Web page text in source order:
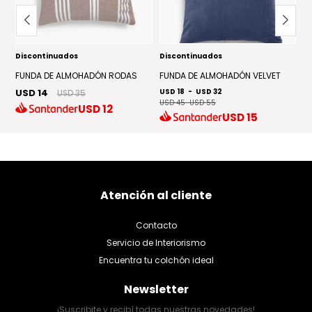
Discontinuados
FUNDA DE ALMOHADÓN RODAS
USD 14 USD 35
USD12
Discontinuados
FUNDA DE ALMOHADÓN VELVET
USD 18 - USD 32
USD 45-USD 55
USD15
Atención al cliente
Contacto
Servicio de Interiorismo
Encuentra tu colchón ideal
Newsletter
¡Suscribite y recibí todas nuestras novedades!